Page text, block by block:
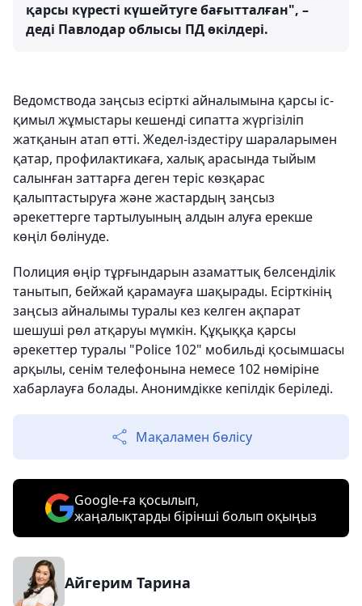
қарсы күресті күшейтуге бағытталған", –
деді Павлодар облысы ПД өкілдері.
Ведомствода заңсыз есірткі айналымына қарсы іс-
қимыл жұмыстары кешенді сипатта жүргізіліп
жатқанын атап өтті. Жедел-іздестіру шараларымен
қатар, профилактикаға, халық арасында тыйым
салынған заттарға деген теріс көзқарас
қалыптастыруға және жастардың заңсыз
әрекеттерге тартылуының алдын алуға ерекше
көңіл бөлінуде.
Полиция өңір тұрғындарын азаматтық белсенділік
танытып, бейжай қарамауға шақырады. Есірткінің
заңсыз айналымы туралы кез келген ақпарат
шешуші рөл атқаруы мүмкін. Құқыққа қарсы
әрекеттер туралы "Police 102" мобильді қосымшасы
арқылы, сенім телефонына немесе 102 нөміріне
хабарлауға болады. Анонимдікке кепілдік беріледі.
Мақаламен бөлісу
Google-ға қосылып,
жаңалықтарды бірінші болып оқыңыз
Айгерим Тарина